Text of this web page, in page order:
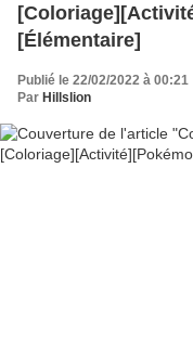
[Élémentaire]
Publié le 22/02/2022 à 00:21
Par Hillslion